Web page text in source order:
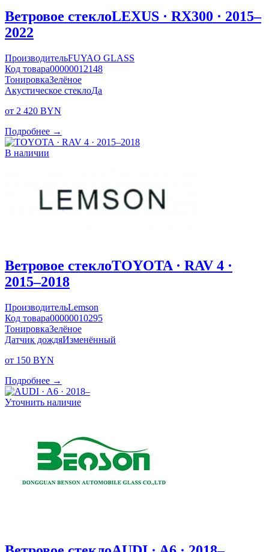
Ветровое стеклоLEXUS · RX300 · 2015–
2022
ПроизводительFUYAO GLASS
Код товара00000012148
ТонировкаЗелёное
Акустическое стеклоДа
от 2 420 BYN
Подробнее →
В наличии
Ветровое стеклоTOYOTA · RAV 4 ·
2015–2018
ПроизводительLemson
Код товара00000010295
ТонировкаЗелёное
Датчик дождяИзменённый
от 150 BYN
Подробнее →
Уточнить наличие